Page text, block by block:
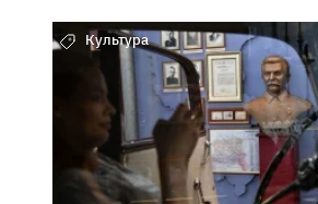
Культура